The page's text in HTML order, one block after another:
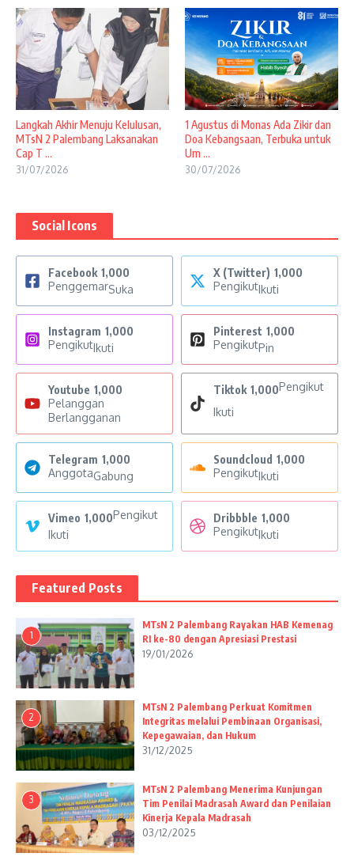
Langkah Akhir Menuju Kelulusan,
MTsN 2 Palembang Laksanakan
Cap T ...
31/07/2026
1 Agustus di Monas Ada Zikir dan
Doa Kebangsaan, Terbuka untuk
Um ...
30/07/2026
Social Icons
Facebook 1,000
PenggemarSuka
X (Twitter) 1,000
PengikutIkuti
Instagram 1,000
PengikutIkuti
Pinterest 1,000
PengikutPin
Youtube 1,000
Pelanggan
Berlangganan
Tiktok 1,000Pengikut
Ikuti
Telegram 1,000
AnggotaGabung
Soundcloud 1,000
PengikutIkuti
Vimeo 1,000Pengikut
Ikuti
Dribbble 1,000
PengikutIkuti
Featured Posts
1
MTsN 2 Palembang Rayakan HAB Kemenag
RI ke-80 dengan Apresiasi Prestasi
19/01/2026
2
MTsN 2 Palembang Perkuat Komitmen
Integritas melalui Pembinaan Organisasi,
Kepegawaian, dan Hukum
31/12/2025
3
MTsN 2 Palembang Menerima Kunjungan
Tim Penilai Madrasah Award dan Penilaian
Kinerja Kepala Madrasah
03/12/2025